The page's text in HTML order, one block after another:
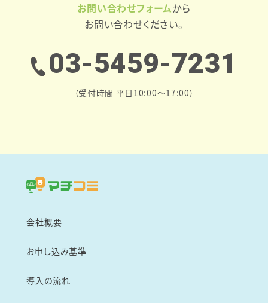
お問い合わせフォームから
お問い合わせください。
03-5459-7231
（受付時間 平日10:00～17:00）
会社概要
お申し込み基準
導入の流れ